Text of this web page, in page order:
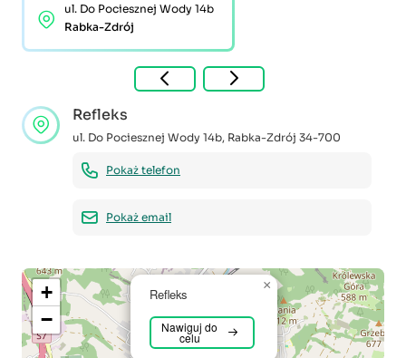
ul. Do Pociesznej Wody 14b
Rabka-Zdrój
Refleks
ul. Do Pociesznej Wody 14b, Rabka-Zdrój 34-700
Pokaż telefon
Pokaż email
Refleks
Nawiguj do
celu
×
+
−